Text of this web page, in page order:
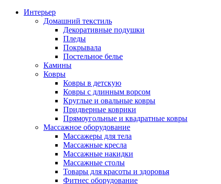
Интерьер
Домашний текстиль
Декоративные подушки
Пледы
Покрывала
Постельное белье
Камины
Ковры
Ковры в детскую
Ковры с длинным ворсом
Круглые и овальные ковры
Придверные коврики
Прямоугольные и квадратные ковры
Массажное оборудование
Массажеры для тела
Массажные кресла
Массажные накидки
Массажные столы
Товары для красоты и здоровья
Фитнес оборудование